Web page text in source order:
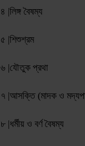
৪️ |লিঙ্গ বৈষম্য
৫️ |শিশুশ্রম
৬️ |যৌতুক প্রথা
৭️ |আসক্তি (মাদক ও
৮️ |ধর্মীয় ও বর্ণ বৈষম্য